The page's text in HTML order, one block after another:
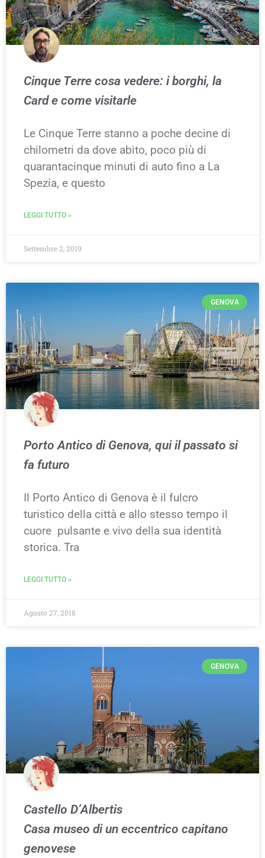
Cinque Terre cosa vedere: i borghi, la
Card e come visitarle
Le Cinque Terre stanno a poche decine di
chilometri da dove abito, poco più di
quarantacinque minuti di auto fino a La
Spezia, e questo
LEGGI TUTTO »
Settembre 2, 2019
GENOVA
Porto Antico di Genova, qui il passato si
fa futuro
Il Porto Antico di Genova è il fulcro
turistico della città e allo stesso tempo il
cuore pulsante e vivo della sua identità
storica. Tra
LEGGI TUTTO »
Agosto 27, 2018
GENOVA
Castello D’Albertis
Casa museo di un eccentrico capitano
genovese